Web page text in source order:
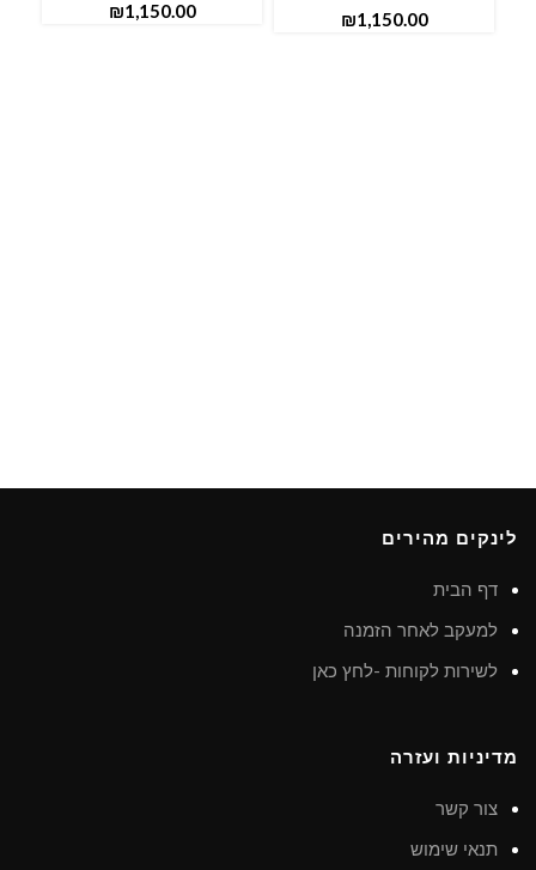
₪
₪
לינקים מהירים
דף הבית
למעקב לאחר הזמנה
לשירות לקוחות -לחץ כאן
מדיניות ועזרה
צור קשר
תנאי שימוש